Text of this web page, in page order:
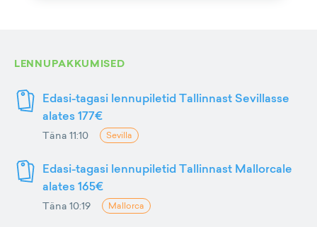
LENNUPAKKUMISED
Edasi-tagasi lennupiletid Tallinnast Sevillasse
alates 177€
Täna 11:10 Sevilla
Edasi-tagasi lennupiletid Tallinnast Mallorcale
alates 165€
Täna 10:19 Mallorca